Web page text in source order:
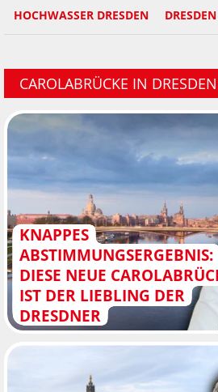
HOCHWASSER DRESDEN
CAROLABRÜCKE IN
KNAPPES
ABSTIMMUNGSERGEBNIS:
DIESE NEUE
IST DER LIEBLING DER
DRESDNER